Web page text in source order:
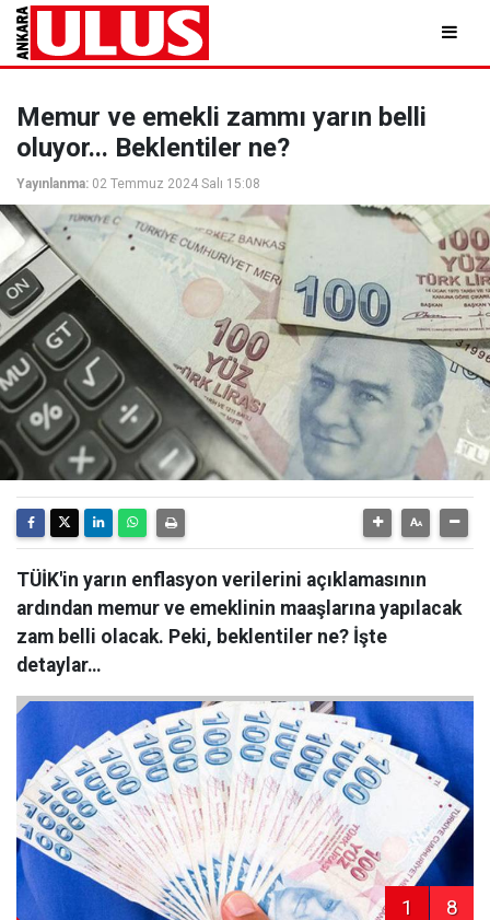
Memur ve emekli zammı yarın belli
oluyor... Beklentiler ne?
Yayınlanma: 02 Temmuz 2024 Salı 15:08
TÜİK'in yarın enflasyon verilerini açıklamasının
ardından memur ve emeklinin maaşlarına yapılacak
zam belli olacak. Peki, beklentiler ne? İşte
detaylar…
1 8